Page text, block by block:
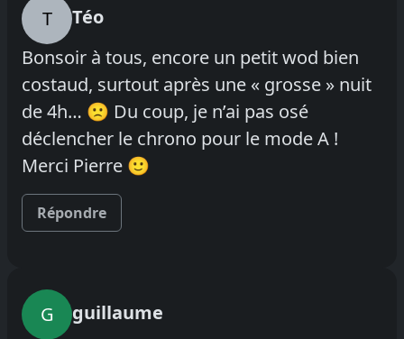
T
Téo
Bonsoir à tous, encore un petit wod bien
costaud, surtout après une « grosse » nuit
de 4h… 🙁 Du coup, je n’ai pas osé
déclencher le chrono pour le mode A !
Merci Pierre 🙂
Répondre
G
guillaume